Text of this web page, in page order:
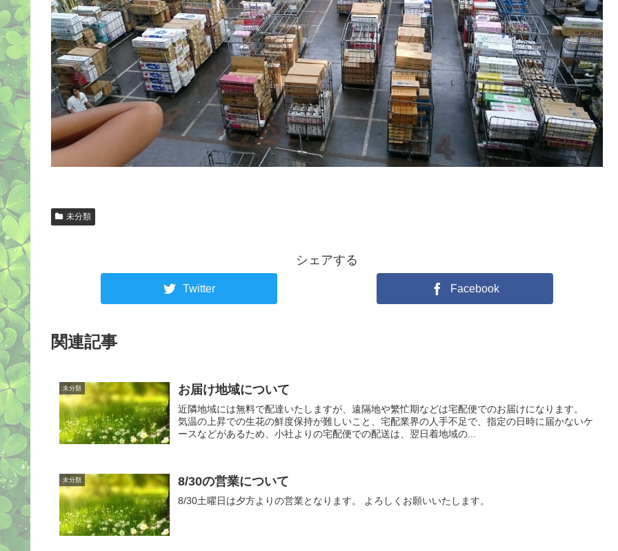
未分類
シェアする
Twitter Facebook
関連記事
未分類 お届け地域について
近隣地域には無料で配達いたしますが、遠隔地や繁忙期などは宅配便でのお届けになります。
気温の上昇での生花の鮮度保持が難しいこと、宅配業界の人手不足で、指定の日時に届かないケ
ースなどがあるため、小社よりの宅配便での配送は、翌日着地域の...
未分類 8/30の営業について
8/30土曜日は夕方よりの営業となります。 よろしくお願いいたします。